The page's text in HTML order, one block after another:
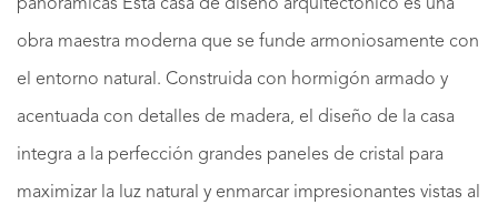
panorámicas Esta casa de diseño arquitectónico es una
obra maestra moderna que se funde armoniosamente con
el entorno natural. Construida con hormigón armado y
acentuada con detalles de madera, el diseño de la casa
integra a la perfección grandes paneles de cristal para
maximizar la luz natural y enmarcar impresionantes vistas al